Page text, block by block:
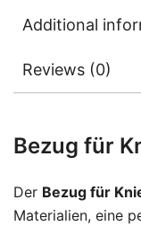
Additional
Reviews (0)
Bezug für
Der Bezug für
Materialien, eine